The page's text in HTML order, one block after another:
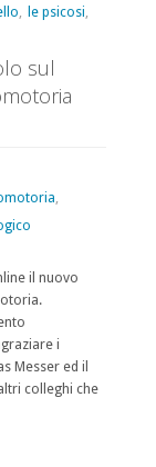
le psicosi
sul
il nuovo
i
Messer ed il
colleghi che